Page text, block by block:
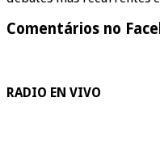
Comentários no
RADIO EN VIVO